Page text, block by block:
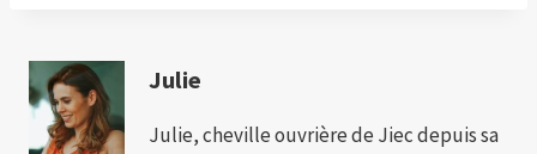
Julie
Julie, cheville ouvrière de Jiec depuis sa